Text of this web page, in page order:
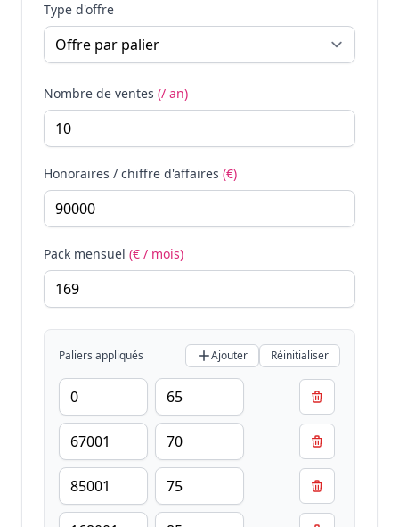
Type d'offre
Nombre de ventes (/ an)
Honoraires / chiffre d'affaires (€)
Pack mensuel (€ / mois)
Paliers appliqués Ajouter Réinitialiser